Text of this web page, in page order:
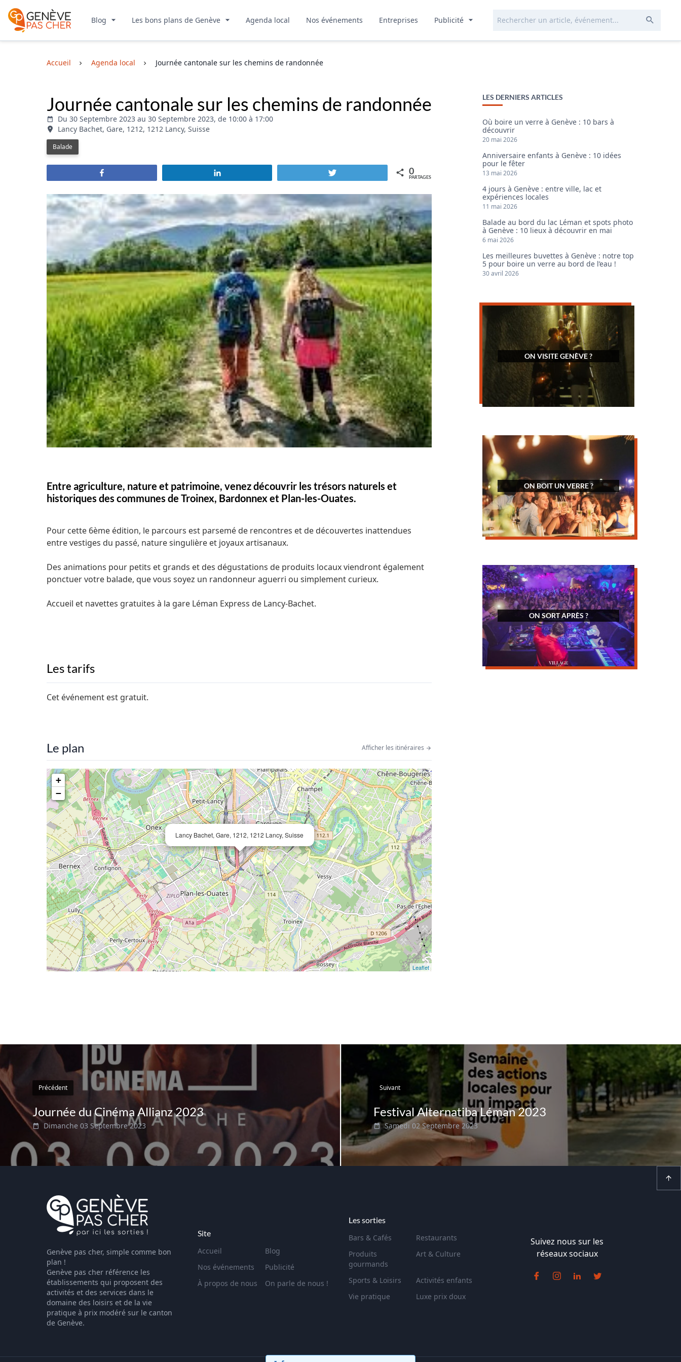
Blog Les bons plans de Genève Agenda local Nos événements Entreprises Publicité
Accueil Agenda local Journée cantonale sur les chemins de randonnée
Journée cantonale sur les chemins de randonnée
Du 30 Septembre 2023 au 30 Septembre 2023, de 10:00 à 17:00
Lancy Bachet, Gare, 1212, 1212 Lancy, Suisse
Balade
0
PARTAGES
Entre agriculture, nature et patrimoine, venez découvrir les trésors naturels et
historiques des communes de Troinex, Bardonnex et Plan-les-Ouates.
Pour cette 6ème édition, le parcours est parsemé de rencontres et de découvertes inattendues
entre vestiges du passé, nature singulière et joyaux artisanaux.
Des animations pour petits et grands et des dégustations de produits locaux viendront également
ponctuer votre balade, que vous soyez un randonneur aguerri ou simplement curieux.
Accueil et navettes gratuites à la gare Léman Express de Lancy-Bachet.
Les tarifs
Cet événement est gratuit.
Le plan Afficher les itinéraires
Lancy Bachet, Gare, 1212, 1212 Lancy, Suisse
+
−
Leaflet
LES DERNIERS ARTICLES
Où boire un verre à Genève : 10 bars à
découvrir
20 mai 2026
Anniversaire enfants à Genève : 10 idées
pour le fêter
13 mai 2026
4 jours à Genève : entre ville, lac et
expériences locales
11 mai 2026
Balade au bord du lac Léman et spots photo
à Genève : 10 lieux à découvrir en mai
6 mai 2026
Les meilleures buvettes à Genève : notre top
5 pour boire un verre au bord de l’eau !
30 avril 2026
ON VISITE GENÈVE ?
ON BOIT UN VERRE ?
ON SORT APRÈS ?
Précédent
Journée du Cinéma Allianz 2023
Dimanche 03 Septembre 2023
Suivant
Festival Alternatiba Léman 2023
Samedi 02 Septembre 2023
Genève pas cher, simple comme bon
plan !
Genève pas cher référence les
établissements qui proposent des
activités et des services dans le
domaine des loisirs et de la vie
pratique à prix modéré sur le canton
de Genève.
Site
Accueil
Blog
Nos événements
Publicité
À propos de nous
On parle de nous !
Les sorties
Bars & Cafés
Restaurants
Produits
gourmands
Art & Culture
Sports & Loisirs
Activités enfants
Vie pratique
Luxe prix doux
Suivez nous sur les
réseaux sociaux